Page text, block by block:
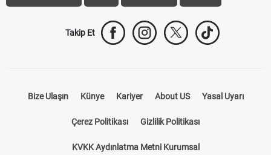
Takip Et
Bize Ulaşın Künye Kariyer About US Yasal Uyarı
Çerez Politikası Gizlilik Politikası
KVKK Aydınlatma Metni Kurumsal